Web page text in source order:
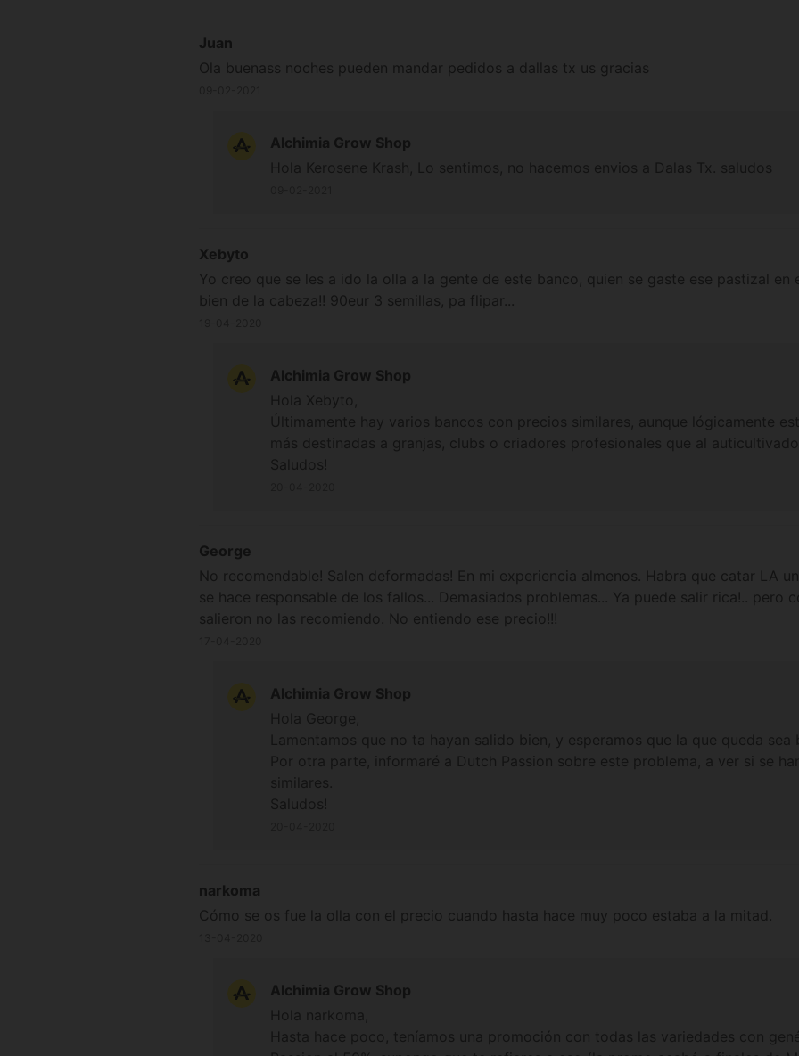
Juan
Ola buenass noches pueden mandar pedidos a dallas tx us gracias
Alchimia Grow Shop
Xebyto
Yo creo que se les a ido la olla a la gente de este banco, quien se gaste ese pastizal en
bien de la cabeza!! 90eur 3 semillas, pa flipar...
Alchimia Grow Shop
George
No recomendable! Salen deformadas! En mi experiencia almenos. Habra que catar LA
se hace responsable de los fallos... Demasiados problemas... Ya puede salir rica!.. pero
salieron no las recomiendo. No entiendo ese precio!!!
Alchimia Grow Shop
narkoma
Cómo se os fue la olla con el precio cuando hasta hace muy poco estaba a la mitad.
Alchimia Grow Shop